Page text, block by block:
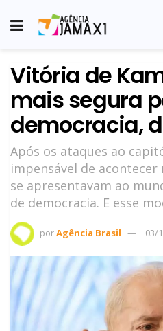
Vitória de
mais segura
democracia,
Após os ataques ao
impensável de acontecer
se apresentavam ao
de democracia. E esse
porAgência Brasil 03/